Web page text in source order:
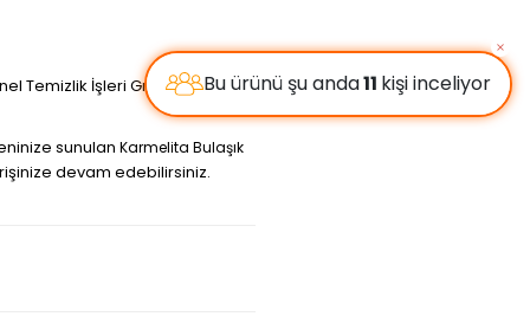
Temizlik İşleri Gıda Hazırlama
sunulan Karmelita Bulaşık
devam edebilirsiniz.